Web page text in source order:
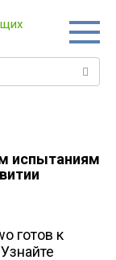
испытаниям
готов к